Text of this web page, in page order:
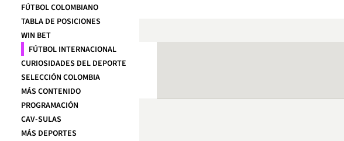
FÚTBOL COLOMBIANO
TABLA DE POSICIONES
WIN BET
FÚTBOL INTERNACIONAL
CURIOSIDADES DEL DEPORTE
SELECCIÓN COLOMBIA
MÁS CONTENIDO
PROGRAMACIÓN
CAV-SULAS
MÁS DEPORTES